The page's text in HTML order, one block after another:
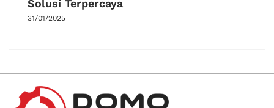
Solusi Terpercaya
31/01/2025